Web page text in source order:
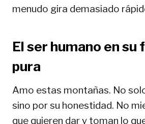
menudo gira demasiado
El ser humano en su
pura
Amo estas montañas. No
sino por su honestidad. No
que quieren dar y toman lo